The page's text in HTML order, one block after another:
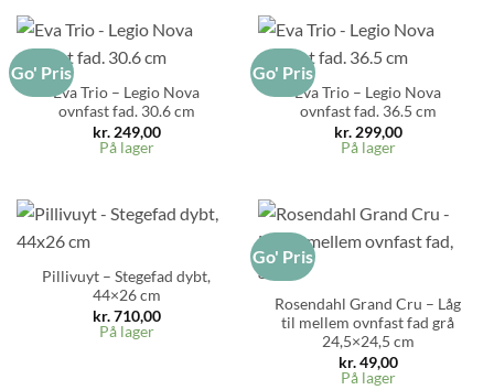
Go' Pris
Eva Trio – Legio Nova
ovnfast fad. 30.6 cm
kr.249,00
På lager
Go' Pris
Eva Trio – Legio Nova
ovnfast fad. 36.5 cm
kr.299,00
På lager
Pillivuyt – Stegefad dybt,
44×26 cm
kr.710,00
På lager
Go' Pris
Rosendahl Grand Cru – Låg
til mellem ovnfast fad grå
24,5×24,5 cm
kr.49,00
På lager